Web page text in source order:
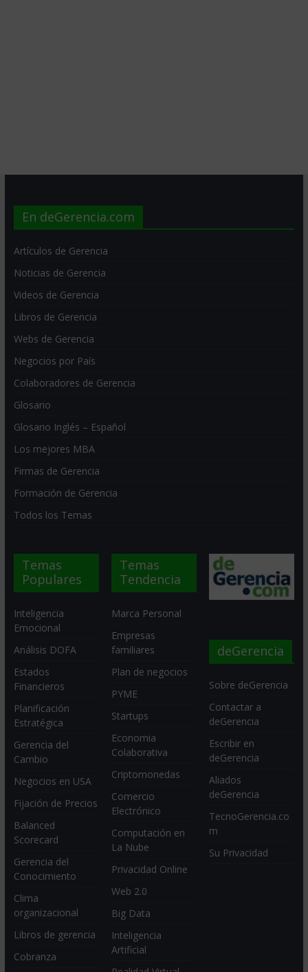
En deGerencia.com
Artículos de Gerencia
Noticias de Gerencia
Videos de Gerencia
Libros de Gerencia
Webs de Gerencia
Negocios por País
Colaboradores de Gerencia
Glosario
Glosario Inglés – Español
Los mejores MBA
Firmas de Gerencia
Formación de Gerencia
Todos los Temas
Temas
Populares
Inteligencia
Emocional
Análisis DOFA
Estados
Financieros
Planificación
Estratégica
Gerencia del
Cambio
Negocios en USA
Fijación de Precios
Balanced
Scorecard
Gerencia del
Conocimiento
Clima
organizacional
Libros de gerencia
Cobranza
Temas
Tendencia
Marca Personal
Empresas
familiares
Plan de negocios
PYME
Startups
Economia
Colaborativa
Criptomonedas
Comercio
Electrónico
Computación en
La Nube
Privacidad Online
Web 2.0
Big Data
Inteligencia
Artificial
deGerencia
Sobre deGerencia
Contactar a
deGerencia
Escribir en
deGerencia
Aliados
deGerencia
TecnoGerencia.co
m
Su Privacidad